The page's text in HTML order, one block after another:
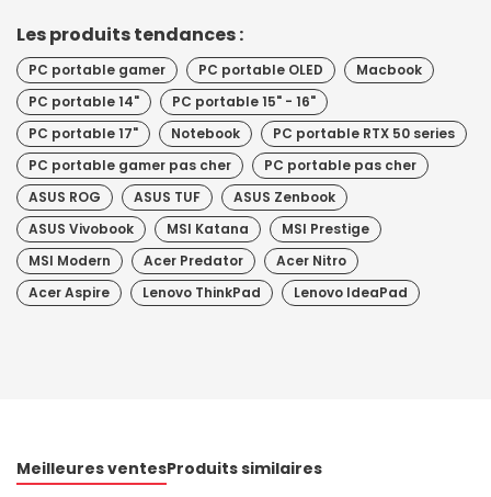
Les produits tendances :
PC portable gamer PC portable OLED
Macbook
PC portable 14"
PC portable 15" - 16"
PC portable 17"
Notebook
PC portable RTX 50 series
PC portable gamer pas cher
PC portable pas cher
ASUS ROG
ASUS TUF
ASUS Zenbook
ASUS Vivobook
MSI Katana
MSI Prestige
MSI Modern
Acer Predator
Acer Nitro
Acer Aspire
Lenovo ThinkPad Lenovo IdeaPad
Meilleures ventesProduits similaires